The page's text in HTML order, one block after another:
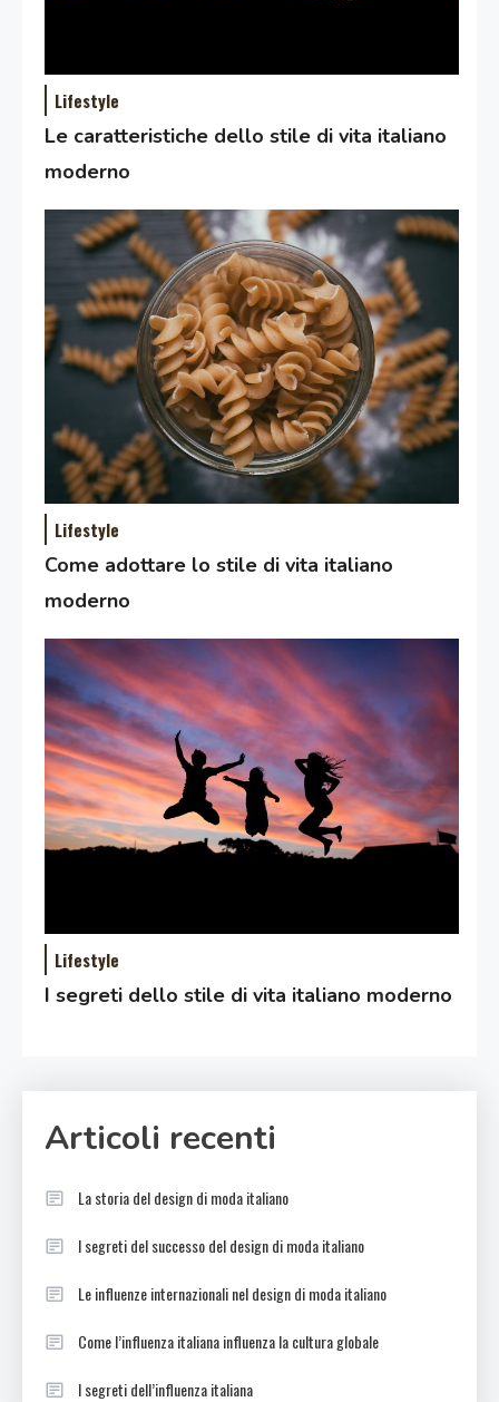
Lifestyle
Le caratteristiche dello stile di vita italiano
moderno
Lifestyle
Come adottare lo stile di vita italiano
moderno
Lifestyle
I segreti dello stile di vita italiano moderno
Articoli recenti
La storia del design di moda italiano
I segreti del successo del design di moda italiano
Le influenze internazionali nel design di moda italiano
Come l’influenza italiana influenza la cultura globale
I segreti dell’influenza italiana